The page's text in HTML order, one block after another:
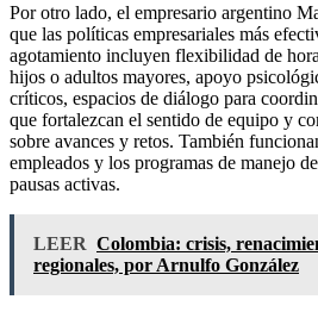
Por otro lado, el empresario argentino
que las políticas empresariales más
agotamiento incluyen flexibilidad de
hijos o adultos mayores, apoyo
críticos, espacios de diálogo para
que fortalezcan el sentido de equipo y
sobre avances y retos. También
empleados y los programas de manejo
pausas activas.
LEER ​Colombia: crisis,
regionales, por Arnulfo González